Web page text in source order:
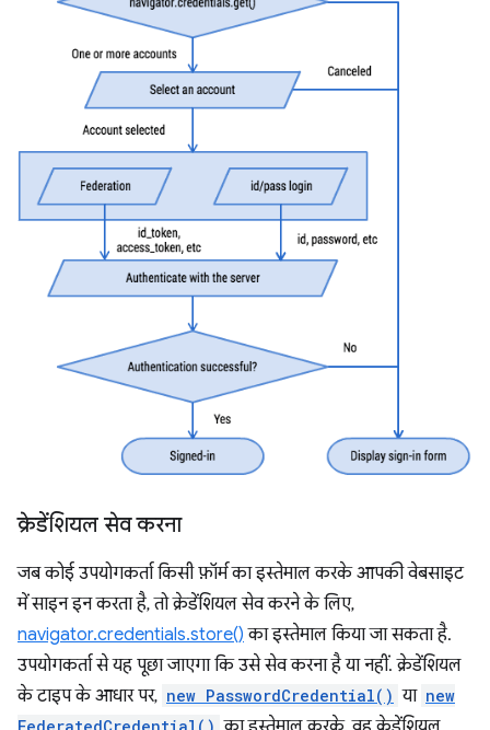
क्रेडेंशियल सेव करना
जब कोई उपयोगकर्ता किसी फ़ॉर्म का इस्तेमाल करके आपकी वेबसाइट
में साइन इन करता है, तो क्रेडेंशियल सेव करने के लिए,
navigator.credentials.store() का इस्तेमाल किया जा सकता है.
उपयोगकर्ता से यह पूछा जाएगा कि उसे सेव करना है या नहीं. क्रेडेंशियल
के टाइप के आधार पर, new PasswordCredential() या new